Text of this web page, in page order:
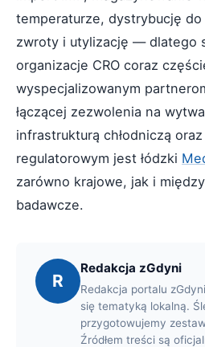
temperaturze, dystrybucję
zwroty i utylizację — dlatego
organizacje CRO coraz
wyspecjalizowanym
łączącej zezwolenia na
infrastrukturą chłodniczą
regulatorowym jest łódzki
zarówno krajowe, jak i
badawcze.
R
Redakcja zGdyni
Redakcja portalu
się tematyką lokalną.
przygotowujemy
Źródłem treści są